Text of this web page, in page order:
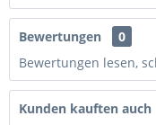
Bewertungen
0
Bewertungen lesen,
Kunden kauften auch